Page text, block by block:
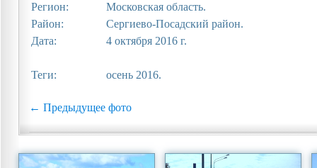
Регион:
Московская область.
Район:
Сергиево-Посадский район.
Дата:
4 октября 2016 г.
Теги: осень 2016.
← Предыдущее фото